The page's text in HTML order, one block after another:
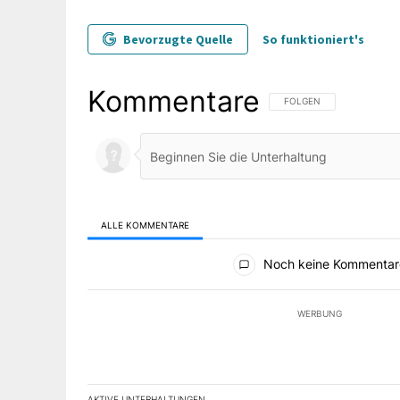
Bevorzugte Quelle So funktioniert's
Kommentare FOLGE DIESER
FOLGEN
ALLE KOMMENTARE
Noch keine
WERBUNG